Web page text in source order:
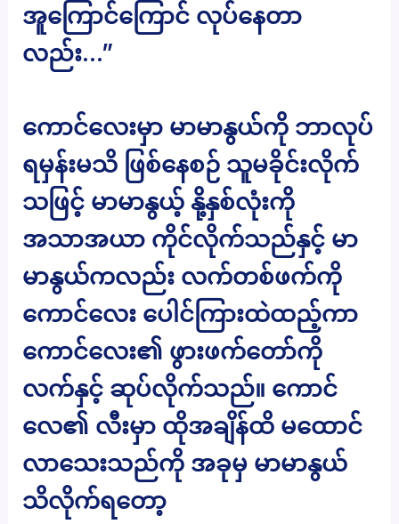
အူကြောင်ကြောင် လုပ်နေတာ
လည်း…”
ကောင်လေးမှာ မာမာနွယ်ကို ဘာလုပ်
ရမှန်းမသိ ဖြစ်နေစဉ် သူမခိုင်းလိုက်
သဖြင့် မာမာနွယ့် နို့နှစ်လုံးကို
အသာအယာ ကိုင်လိုက်သည်နှင့် မာ
မာနွယ်ကလည်း လက်တစ်ဖက်ကို
ကောင်လေး ပေါင်ကြားထဲထည့်ကာ
ကောင်လေး၏ ဖွားဖက်တော်ကို
လက်နှင့် ဆုပ်လိုက်သည်။ ကောင်
လေ၏ လီးမှာ ထိုအချိန်ထိ မထောင်
လာသေးသည်ကို အခုမှ မာမာနွယ်
သိလိုက်ရတော့